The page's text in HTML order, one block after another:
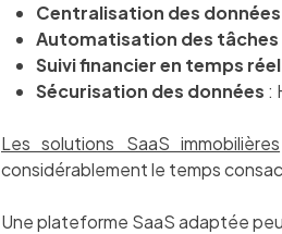
Centralisation des données
Automatisation des tâches
Suivi financier en temps réel
Sécurisation des données :
Les solutions SaaS immobilières
considérablement le temps
Une plateforme SaaS adaptée